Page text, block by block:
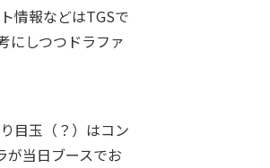
情報などはTGSで
にしつつドラファ
目玉（？）はコン
が当日ブースでお